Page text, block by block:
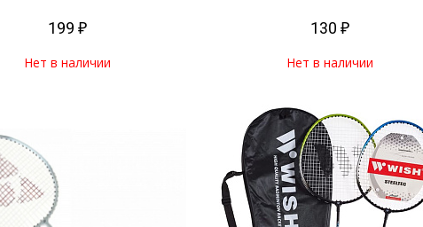
199 ₽
Нет в наличии
130 ₽
Нет в наличии